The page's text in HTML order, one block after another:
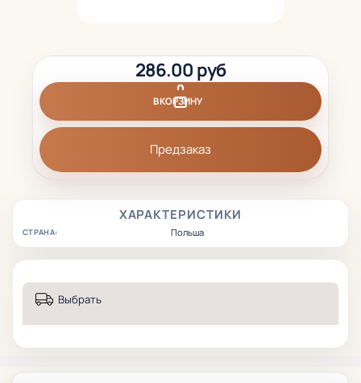
ХАРАКТЕРИСТИКИ
СТРАНА: Польша
286.00 руб
В КОРЗИНУ
Предзаказ
Выбрать